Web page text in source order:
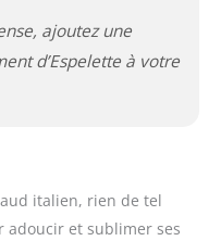
ajoutez une
d’Espelette à votre
italien, rien de tel
adoucir et sublimer ses